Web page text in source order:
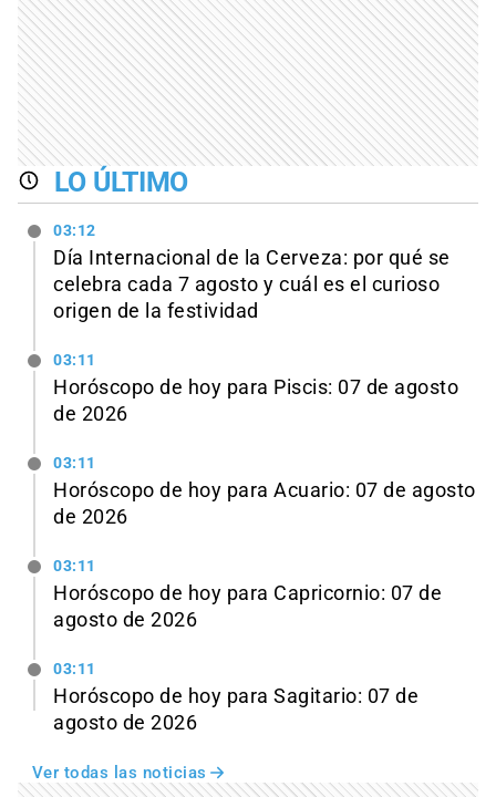
LO ÚLTIMO
03:12
Día Internacional de la Cerveza: por qué se
celebra cada 7 agosto y cuál es el curioso
origen de la festividad
03:11
Horóscopo de hoy para Piscis: 07 de agosto
de 2026
03:11
Horóscopo de hoy para Acuario: 07 de agosto
de 2026
03:11
Horóscopo de hoy para Capricornio: 07 de
agosto de 2026
03:11
Horóscopo de hoy para Sagitario: 07 de
agosto de 2026
Ver todas las noticias